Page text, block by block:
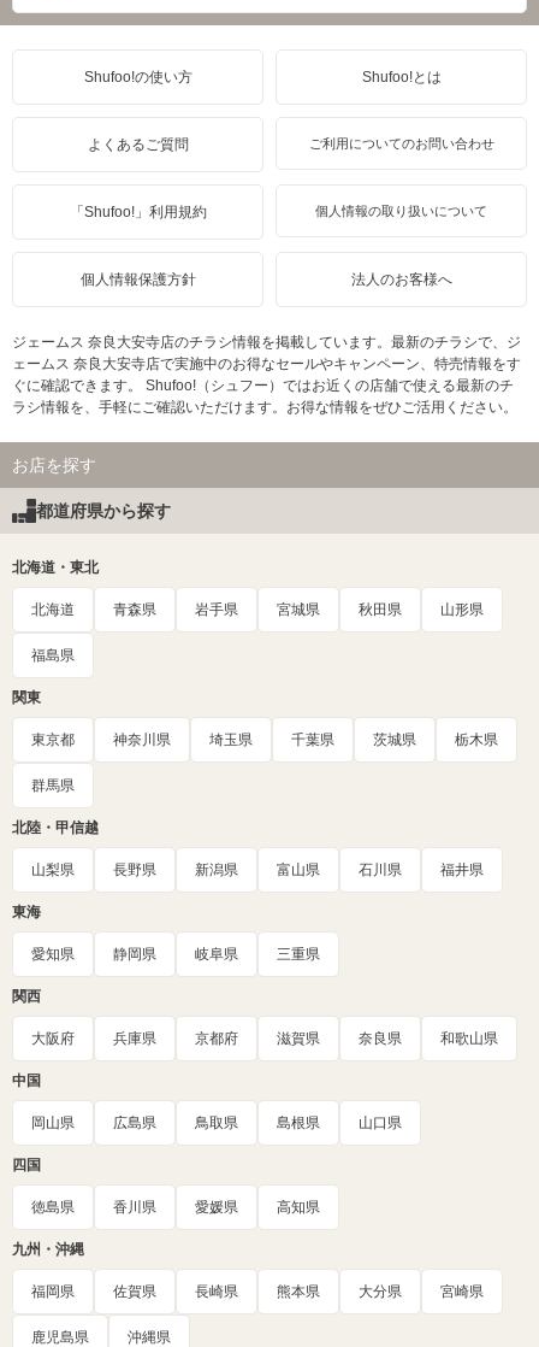
Shufoo!の使い方 Shufoo!とは
よくあるご質問 ご利用についてのお問い合わせ
「Shufoo!」利用規約 個人情報の取り扱いについて
個人情報保護方針 法人のお客様へ
ジェームス 奈良大安寺店のチラシ情報を掲載しています。最新のチラシで、ジ
ェームス 奈良大安寺店で実施中のお得なセールやキャンペーン、特売情報をす
ぐに確認できます。 Shufoo!（シュフー）ではお近くの店舗で使える最新のチ
ラシ情報を、手軽にご確認いただけます。お得な情報をぜひご活用ください。
お店を探す
都道府県から探す
北海道・東北
北海道 青森県 岩手県 宮城県 秋田県 山形県
福島県
関東
東京都 神奈川県 埼玉県 千葉県 茨城県 栃木県
群馬県
北陸・甲信越
山梨県 長野県 新潟県 富山県 石川県 福井県
東海
愛知県 静岡県 岐阜県 三重県
関西
大阪府 兵庫県 京都府 滋賀県 奈良県 和歌山県
中国
岡山県 広島県 鳥取県 島根県 山口県
四国
徳島県 香川県 愛媛県 高知県
九州・沖縄
福岡県 佐賀県 長崎県 熊本県 大分県 宮崎県
鹿児島県 沖縄県